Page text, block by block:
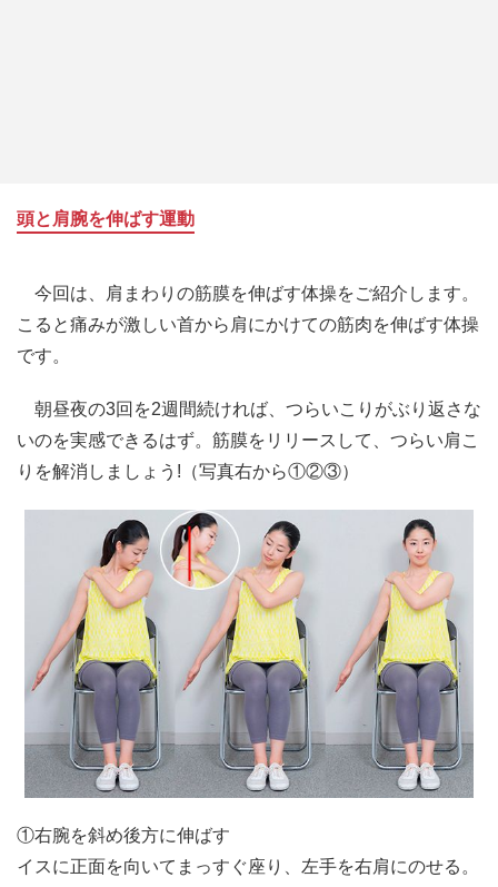
頭と肩腕を伸ばす運動
今回は、肩まわりの筋膜を伸ばす体操をご紹介します。
こると痛みが激しい首から肩にかけての筋肉を伸ばす体操
です。
朝昼夜の3回を2週間続ければ、つらいこりがぶり返さな
いのを実感できるはず。筋膜をリリースして、つらい肩こ
りを解消しましょう!（写真右から①②③）
①右腕を斜め後方に伸ばす
イスに正面を向いてまっすぐ座り、左手を右肩にのせる。